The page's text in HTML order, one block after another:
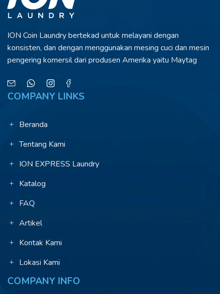
ION Coin Laundry bertekad untuk melayani dengan
konsisten, dan dengan menggunakan mesing cuci dan mesin
pengering komersil dari produsen Amerika yaitu Maytag
COMPANY LINKS
Beranda
Tentang Kami
ION EXPRESS Laundry
Katalog
FAQ
Artikel
Kontak Kami
Lokasi Kami
COMPANY INFO